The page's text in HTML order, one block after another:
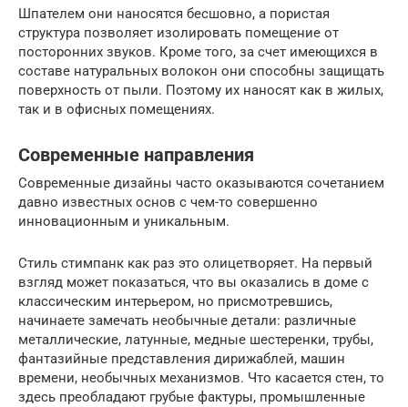
Шпателем они наносятся бесшовно, а пористая
структура позволяет изолировать помещение от
посторонних звуков. Кроме того, за счет имеющихся в
составе натуральных волокон они способны защищать
поверхность от пыли. Поэтому их наносят как в жилых,
так и в офисных помещениях.
Современные направления
Современные дизайны часто оказываются сочетанием
давно известных основ с чем-то совершенно
инновационным и уникальным.
Стиль стимпанк как раз это олицетворяет. На первый
взгляд может показаться, что вы оказались в доме с
классическим интерьером, но присмотревшись,
начинаете замечать необычные детали: различные
металлические, латунные, медные шестеренки, трубы,
фантазийные представления дирижаблей, машин
времени, необычных механизмов. Что касается стен, то
здесь преобладают грубые фактуры, промышленные